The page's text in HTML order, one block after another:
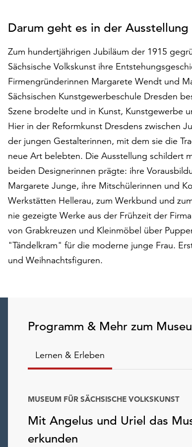
Darum geht es in der Ausstellung
Zum hundertjährigen Jubiläum der 1915
Sächsische Volkskunst ihre
Firmengründerinnen Margarete Wendt und
Sächsischen Kunstgewerbeschule Dresden
Szene brodelte und in Kunst, Kunstgewerbe
Hier in der Reformkunst Dresdens zwischen
der jungen Gestalterinnen, mit dem sie die
neue Art belebten. Die Ausstellung schildert
beiden Designerinnen prägte: ihre
Margarete Junge, ihre Mitschülerinnen und
Werkstätten Hellerau, zum Werkbund und
nie gezeigte Werke aus der Frühzeit der
von Grabkreuzen und Kleinmöbel über
"Tändelkram" für die moderne junge Frau.
und Weihnachtsfiguren.
Programm & Mehr zum
Lernen & Erleben
Mit Angelus und Uriel das
erkunden
MUSEUM FÜR SÄCHSISCHE VOLKSKUNST